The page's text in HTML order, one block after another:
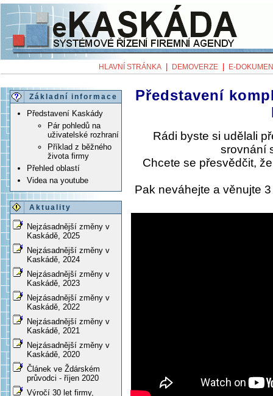
HLAVNÍ STRÁNKA DEMOVERZE E-
Základní informace
Představení Kaskády
Pár pohledů na
uživatelské rozhraní
Příklad z běžného
života firmy
Přehled oblastí
Videa na youtube
Aktuality
Nejzásadnější změny v
Kaskádě, 2025
Nejzásadnější změny v
Kaskádě, 2024
Nejzásadnější změny v
Kaskádě, 2023
Nejzásadnější změny v
Kaskádě, 2022
Nejzásadnější změny v
Kaskádě, 2021
Nejzásadnější změny v
Kaskádě, 2020
Článek ve Ždárském
průvodci - říjen 2020
Výročí 30 let firmy,
Představení
Rádi byste si udělali
srovnání
Chcete se přesvědčit,
Pak neváhejte a věnujte